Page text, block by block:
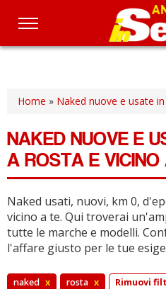
Salta
principale
Home » Naked nuove e usate
NAKED NUOVE E
A ROSTA E VICINO
Naked usati, nuovi, km 0,
vicino a te. Qui troverai
tutte le marche e modelli.
l'affare giusto per le tue
naked x rosta x Rimuovi